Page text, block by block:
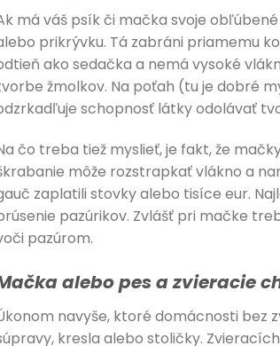
má váš psík či mačka svoje
prikrývku. Tá zabráni priamemu
ako sedačka a nemá vysoké
žmolkov. Na poťah (tu je dobré
schopnosť látky odolávať
čo treba tiež myslieť, je fakt, že
môže rozstrapkať vlákno a
zaplatili stovky alebo tisíce eur.
pazúrikov. Zvlášť pri mačke
pazúrom.
alebo pes a zvieracie
navyše, ktoré domácnosti bez
kresla alebo stoličky.